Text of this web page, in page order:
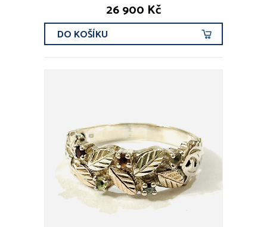
26 900 Kč
DO KOŠÍKU